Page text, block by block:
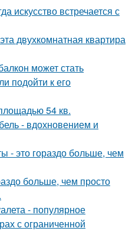
искусство встречается с
двухкомнатная квартира
может стать
подойти к его
54 кв.
- вдохновением и
- это гораздо больше, чем
больше, чем просто
- популярное
с ограниченной